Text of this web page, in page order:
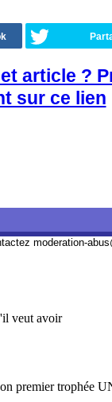
article ?
sur ce lien
moderation-